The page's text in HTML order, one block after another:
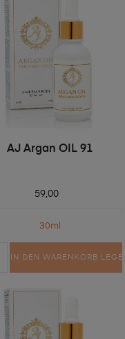
AJ Argan OIL 91
59,00
30ml
IN DEN WARENKORB